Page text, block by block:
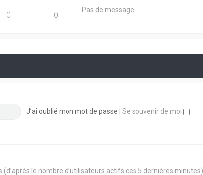
l
n
r
s
a
0 0 Pas de message
J’ai oublié mon mot de passe Se souvenir de moi
le nombre d’utilisateurs actifs ces 5 dernières minutes)